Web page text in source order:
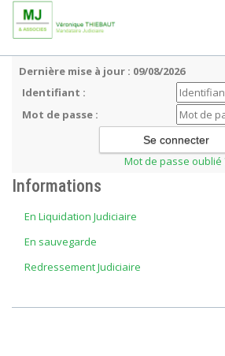
Dernière mise à jour : 09/08/2026
Identifiant :
Mot de passe :
Mot de passe oublié
Informations
En Liquidation Judiciaire
En sauvegarde
Redressement Judiciaire